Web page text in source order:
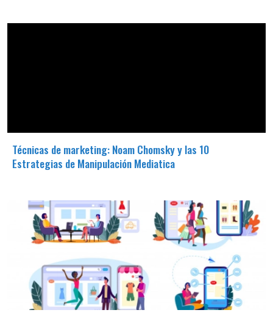
Técnicas de marketing: Noam Chomsky y las 10
Estrategias de Manipulación Mediatica